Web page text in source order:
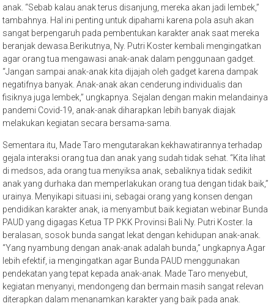
anak. “Sebab kalau anak terus disanjung, mereka akan jadi lembek,”
tambahnya. Hal ini penting untuk dipahami karena pola asuh akan
sangat berpengaruh pada pembentukan karakter anak saat mereka
beranjak dewasa.Berikutnya, Ny. Putri Koster kembali mengingatkan
agar orang tua mengawasi anak-anak dalam penggunaan gadget.
“Jangan sampai anak-anak kita dijajah oleh gadget karena dampak
negatifnya banyak. Anak-anak akan cenderung individualis dan
fisiknya juga lembek,” ungkapnya. Sejalan dengan makin melandainya
pandemi Covid-19, anak-anak diharapkan lebih banyak diajak
melakukan kegiatan secara bersama-sama.
Sementara itu, Made Taro mengutarakan kekhawatirannya terhadap
gejala interaksi orang tua dan anak yang sudah tidak sehat. “Kita lihat
di medsos, ada orang tua menyiksa anak, sebaliknya tidak sedikit
anak yang durhaka dan memperlakukan orang tua dengan tidak baik,”
urainya. Menyikapi situasi ini, sebagai orang yang konsen dengan
pendidikan karakter anak, ia menyambut baik kegiatan webinar Bunda
PAUD yang digagas Ketua TP PKK Provinsi Bali Ny. Putri Koster. Ia
beralasan, sosok bunda sangat lekat dengan kehidupan anak-anak.
“Yang nyambung dengan anak-anak adalah bunda,” ungkapnya.Agar
lebih efektif, ia mengingatkan agar Bunda PAUD menggunakan
pendekatan yang tepat kepada anak-anak. Made Taro menyebut,
kegiatan menyanyi, mendongeng dan bermain masih sangat relevan
diterapkan dalam menanamkan karakter yang baik pada anak.